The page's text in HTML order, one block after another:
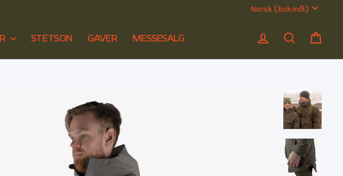
SPRÅK
Norsk (bokmål)
STETSON GAVER MESSESALG LOGG INNSØK